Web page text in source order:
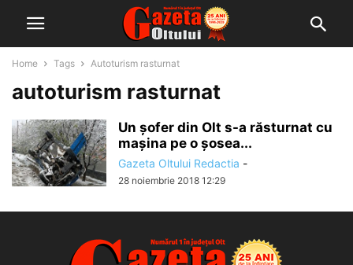
Home Tags Autoturism rasturnat
autoturism rasturnat
Un șofer din Olt s-a răsturnat cu
mașina pe o șosea...
Gazeta Oltului Redactia -
28 noiembrie 2018 12:29